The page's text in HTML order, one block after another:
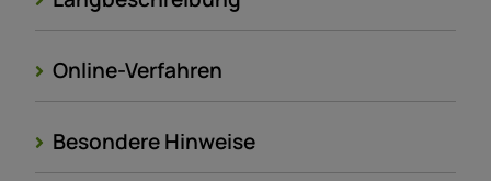
Online-Verfahren
Besondere Hinweise